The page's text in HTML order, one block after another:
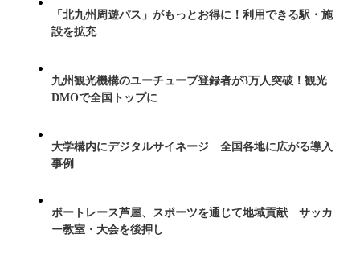
「北九州周遊パス」がもっとお得に！利用できる駅・施
設を拡充
九州観光機構のユーチューブ登録者が3万人突破！観光
DMOで全国トップに
大学構内にデジタルサイネージ 全国各地に広がる導入
事例
ボートレース芦屋、スポーツを通じて地域貢献 サッカ
ー教室・大会を後押し